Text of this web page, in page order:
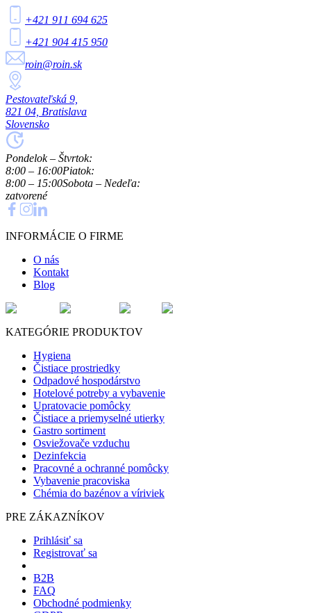
+421 911 694 625
+421 904 415 950
roin@roin.sk
Pestovateľská 9,
821 04, Bratislava
Slovensko
Pondelok – Štvrtok:
8:00 – 16:00Piatok:
8:00 – 15:00Sobota – Nedeľa:
zatvorené
INFORMÁCIE O FIRME
O nás
Kontakt
Blog
KATEGÓRIE PRODUKTOV
Hygiena
Čistiace prostriedky
Odpadové hospodárstvo
Hotelové potreby a vybavenie
Upratovacie pomôcky
Čistiace a priemyselné utierky
Gastro sortiment
Osviežovače vzduchu
Dezinfekcia
Pracovné a ochranné pomôcky
Vybavenie pracoviska
Chémia do bazénov a víriviek
PRE ZÁKAZNÍKOV
Prihlásiť sa
Registrovať sa
B2B
FAQ
Obchodné podmienky